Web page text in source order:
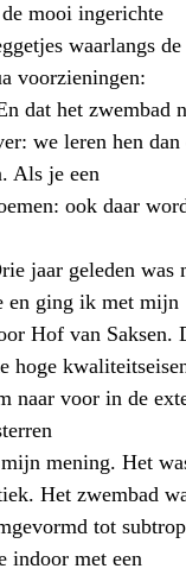
mooi ingerichte
waarlangs de
voorzieningen:
dat het zwembad
we leren hen dan
Als je een
ook daar
jaar geleden was
en ging ik met mijn
Hof van Saksen.
hoge
naar voor in de
mening. Het
Het zwembad
tot subt
indoor met een